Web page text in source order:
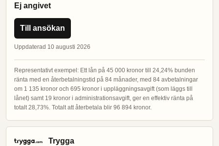
Ej angivet
Till ansökan
Uppdaterad 10 augusti 2026
Representativt exempel: Ett lån på 45 000 kronor till 24,24% bunden
ränta med en återbetalningstid på 84 månader, med 84 avbetalningar
om 1 135 kronor och 695 kronor i uppläggningsavgift (som läggs till
lånet) samt 19 kronor i administrationsavgift, ger en effektiv ränta på
totalt 28,73%. Totalt att återbetala blir 96 894 kronor.
Trygga